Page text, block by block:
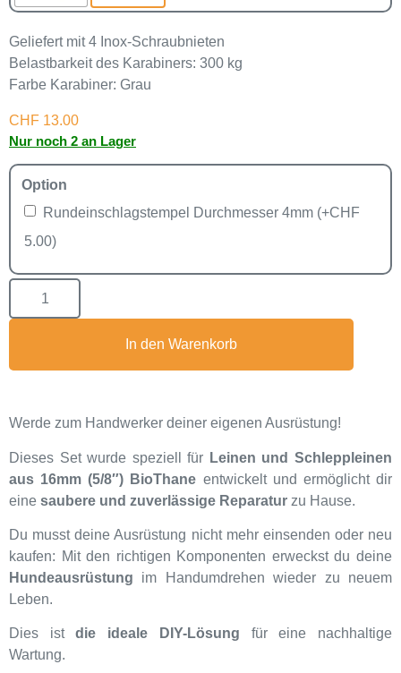
Werde zum Handwerker deiner eigenen Ausrüstung!
Dieses Set wurde speziell für Leinen und Schleppleinen
aus 16mm (5/8″) BioThane entwickelt und ermöglicht dir
eine saubere und zuverlässige Reparatur zu Hause.
Du musst deine Ausrüstung nicht mehr einsenden oder neu
kaufen: Mit den richtigen Komponenten erweckst du deine
Hundeausrüstung im Handumdrehen wieder zu neuem
Leben.
Dies istdie ideale DIY-Lösung für eine nachhaltige
Wartung.
Geliefert mit 4 Inox-Schraubnieten
Belastbarkeit des Karabiners: 300 kg
Farbe Karabiner: Grau
CHF 13.00
Nur noch 2 an Lager
Option
Rundeinschlagstempel Durchmesser 4mm (+CHF
5.00)
In den Warenkorb